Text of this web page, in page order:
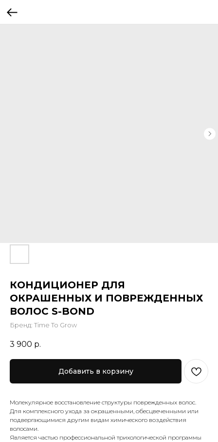
КОНДИЦИОНЕР ДЛЯ
ОКРАШЕННЫХ И ПОВРЕЖДЕННЫХ
ВОЛОС S-BOND
Бренд: Time To Grow
3 900 р.
Добавить в корзину
Молекулярное восстановление структуры поврежденных волос.
Для комплексного ухода за окрашенными, обесцвеченными или
подвергающимися другим видам химического воздействия
волосами.
Является частью профессиональной трихологической программы